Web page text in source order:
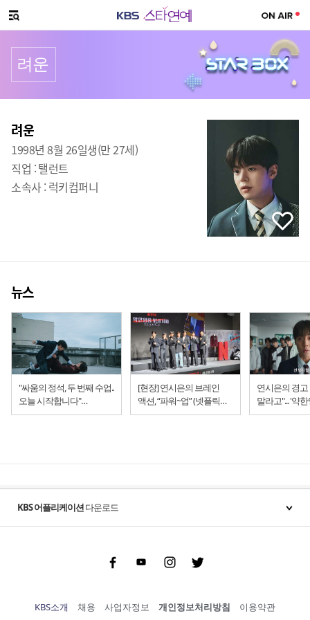
메뉴 열기
려운
프로필
려운
1998년 8월 26일생(만 27세)
직업 :탤런트
소속사 : 럭키컴퍼니
뉴스
"싸움의 정석, 두 번째 수업..
오늘 시작합니다"
넷플릭스 '약한영웅 Class 2'
[현장] 연시은의 브레인
액션, “파워~업” (넷플릭스
‘약한영웅2’)
연시은의 경고
말라고"... '약한영웅 Class 2'
넷플릭스 25일
KBS 어플리케이션다운로드
FacebookYoutubeInstgram Twitter
KBS소개 채용 사업자정보 개인정보처리방침
이용약관